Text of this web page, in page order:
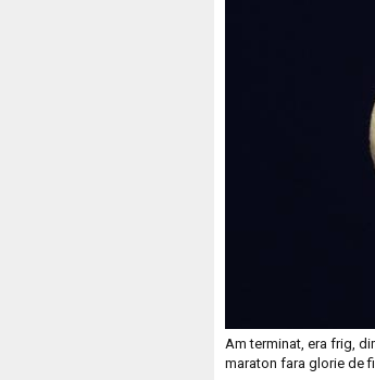
Am terminat, era frig,
maraton fara glorie de